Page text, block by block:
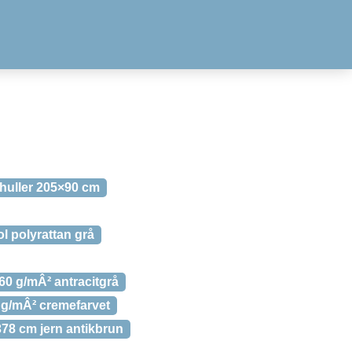
205×90 cm
polyrattan grå
g/mÂ² antracitgrå
mÂ² cremefarvet
cm jern antikbrun